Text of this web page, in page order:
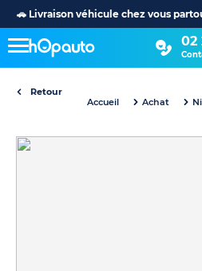
🚗 Livraison véhicule chez vous
02
Retour
Accueil
Achat